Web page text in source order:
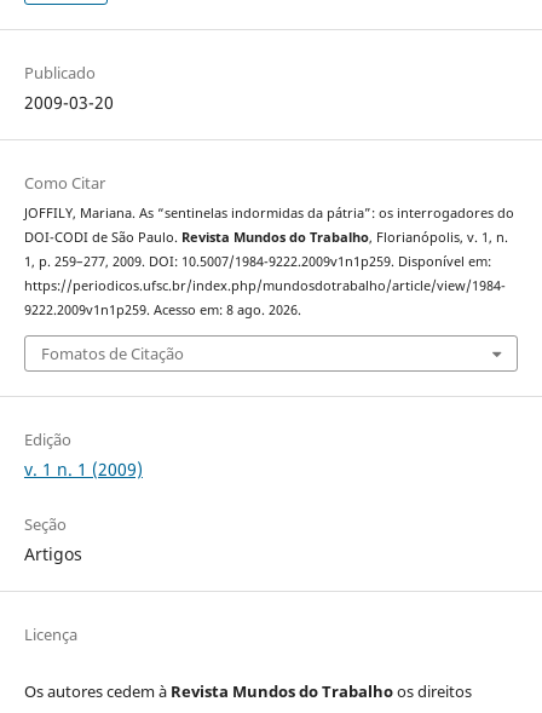
Publicado
2009-03-20
Como Citar
JOFFILY, Mariana. As “sentinelas indormidas da pátria”: os interrogadores do
DOI-CODI de São Paulo. Revista Mundos do Trabalho, Florianópolis, v. 1, n.
1, p. 259–277, 2009. DOI: 10.5007/1984-9222.2009v1n1p259. Disponível em:
https://periodicos.ufsc.br/index.php/mundosdotrabalho/article/view/1984-
9222.2009v1n1p259. Acesso em: 8 ago. 2026.
Fomatos de Citação
Edição
v. 1 n. 1 (2009)
Seção
Artigos
Licença
Os autores cedem à Revista Mundos do Trabalhoos direitos